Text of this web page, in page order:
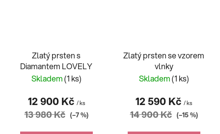
Zlatý prsten s
Diamantem LOVELY
Skladem(1 ks)
12 900 Kč / ks
13 980 Kč (–7 %)
Zlatý prsten se vzorem
vlnky
Skladem(1 ks)
12 590 Kč / ks
14 900 Kč (–15 %)